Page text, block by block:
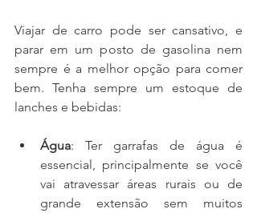
Viajar de carro pode ser cansativo, e
parar em um posto de gasolina nem
sempre é a melhor opção para comer
bem. Tenha sempre um estoque de
lanches e bebidas:
Água: Ter garrafas de água é
essencial, principalmente se você
vai atravessar áreas rurais ou de
grande extensão sem muitos